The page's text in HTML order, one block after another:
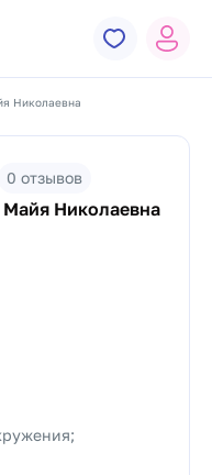
Николаевна
0 отзывов
Николаевна